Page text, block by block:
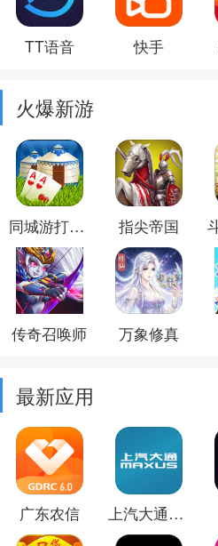
TT语音 快手
火爆新游
同城游打大尖 指尖帝国
传奇召唤师 万象修真
最新应用
广东农信 上汽大通MAXUS